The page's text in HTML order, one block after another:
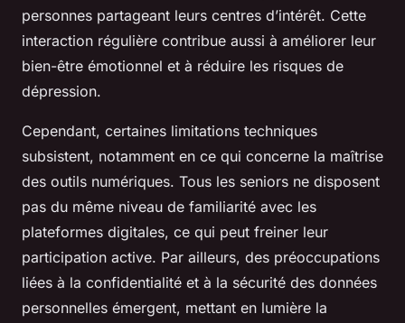
personnes partageant leurs centres d’intérêt. Cette
interaction régulière contribue aussi à améliorer leur
bien-être émotionnel et à réduire les risques de
dépression.
Cependant, certaines limitations techniques
subsistent, notamment en ce qui concerne la maîtrise
des outils numériques. Tous les seniors ne disposent
pas du même niveau de familiarité avec les
plateformes digitales, ce qui peut freiner leur
participation active. Par ailleurs, des préoccupations
liées à la confidentialité et à la sécurité des données
personnelles émergent, mettant en lumière la